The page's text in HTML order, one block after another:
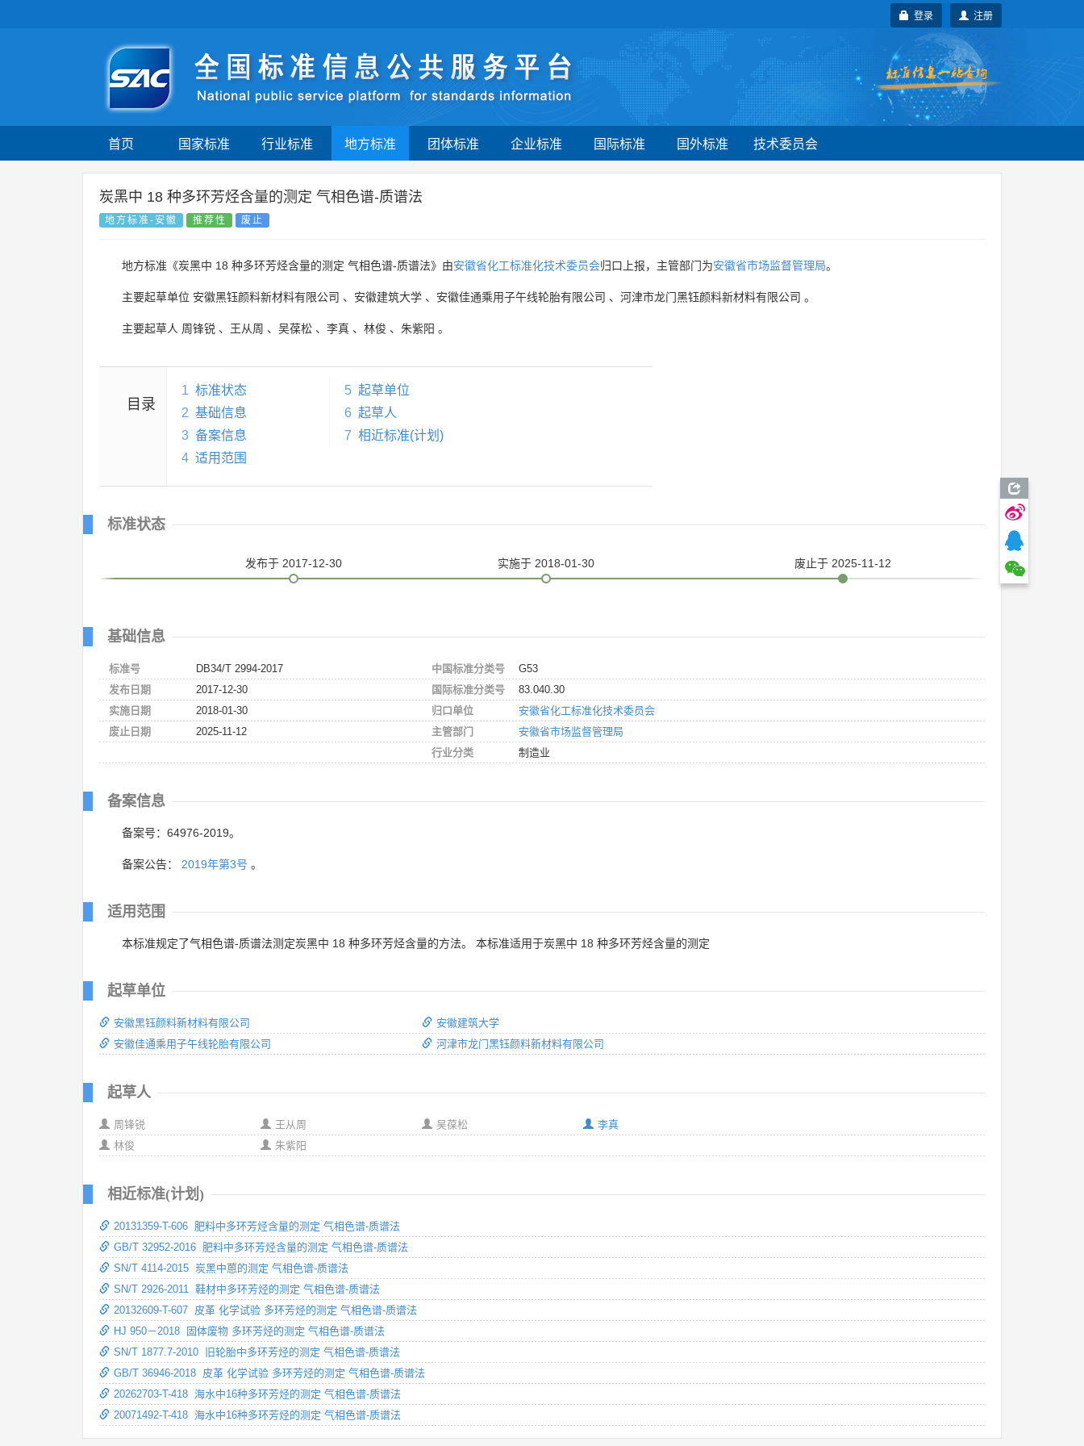
注册
登录
首页 国家标准 行业标准 地方标准 团体标准 企业标准 国际标准 国外标准 技术委员会
炭黑中 18 种多环芳烃含量的测定 气相色谱-质谱法
地方标准-安徽 推荐性 废止
地方标准《炭黑中 18 种多环芳烃含量的测定 气相色谱-质谱法》由安徽省化工标准化技术委员会归口上报，主管部门为安徽省市场监督管理局。
主要起草单位 安徽黑钰颜料新材料有限公司 、 安徽建筑大学 、 安徽佳通乘用子午线轮胎有限公司 、 河津市龙门黑钰颜料新材料有限公司 。
主要起草人 周锋锐 、 王从周 、 吴葆松 、 李真 、 林俊 、 朱紫阳 。
目录
1 标准状态
2 基础信息
3 备案信息
4 适用范围
5 起草单位
6 起草人
7 相近标准(计划)
标准状态
发布于 2017-12-30 实施于 2018-01-30 废止于 2025-11-12
基础信息
标准号
DB34/T 2994-2017
发布日期
2017-12-30
实施日期
2018-01-30
废止日期
2025-11-12
中国标准分类号
G53
国际标准分类号
83.040.30
归口单位
安徽省化工标准化技术委员会
主管部门
安徽省市场监督管理局
行业分类
制造业
备案信息
备案号：64976-2019。
备案公告： 2019年第3号 。
适用范围
本标准规定了气相色谱-质谱法测定炭黑中 18 种多环芳烃含量的方法。 本标准适用于炭黑中 18 种多环芳烃含量的测定
起草单位
安徽黑钰颜料新材料有限公司
安徽佳通乘用子午线轮胎有限公司
安徽建筑大学
河津市龙门黑钰颜料新材料有限公司
起草人
周锋锐
王从周
林俊
朱紫阳
吴葆松 李真
相近标准(计划)
20131359-T-606 肥料中多环芳烃含量的测定 气相色谱-质谱法
GB/T 32952-2016 肥料中多环芳烃含量的测定 气相色谱-质谱法
SN/T 4114-2015 炭黑中蒽的测定 气相色谱-质谱法
SN/T 2926-2011 鞋材中多环芳烃的测定 气相色谱-质谱法
20132609-T-607 皮革 化学试验 多环芳烃的测定 气相色谱-质谱法
HJ 950－2018 固体废物 多环芳烃的测定 气相色谱-质谱法
SN/T 1877.7-2010 旧轮胎中多环芳烃的测定 气相色谱-质谱法
GB/T 36946-2018 皮革 化学试验 多环芳烃的测定 气相色谱-质谱法
20262703-T-418 海水中16种多环芳烃的测定 气相色谱-质谱法
20071492-T-418 海水中16种多环芳烃的测定 气相色谱-质谱法